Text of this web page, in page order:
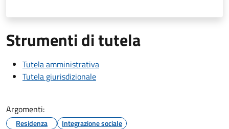
Strumenti di tutela
Tutela amministrativa
Tutela giurisdizionale
Argomenti:
Residenza Integrazione sociale